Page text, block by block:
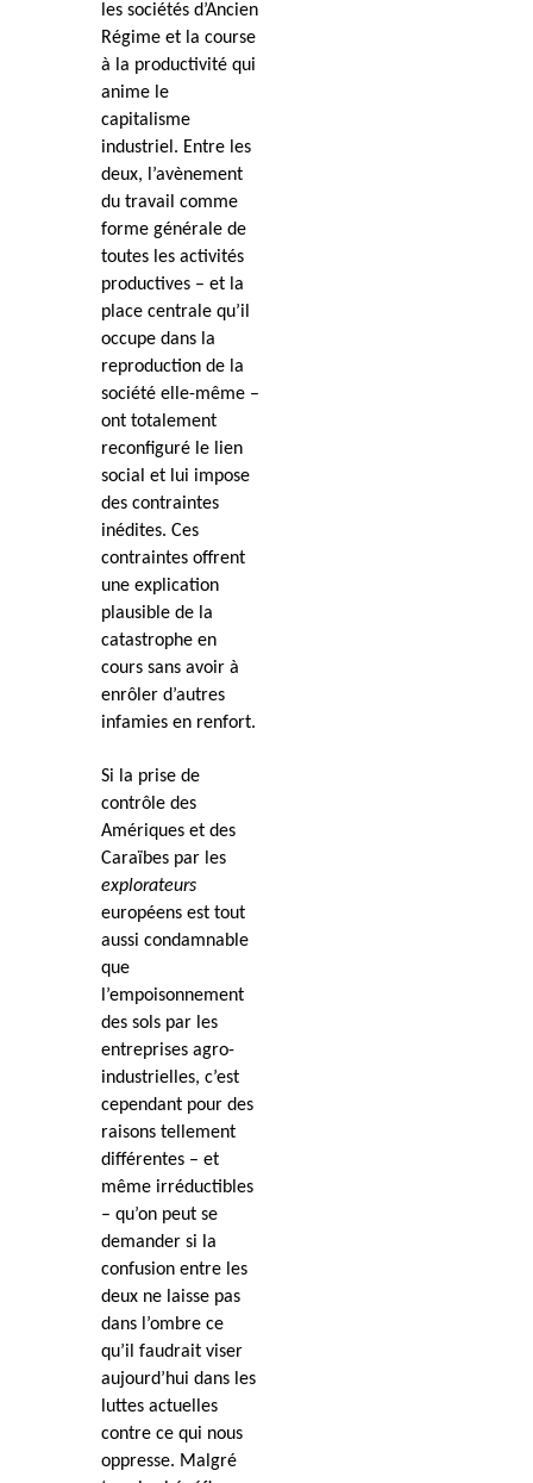
les sociétés d’Ancien
Régime et la course
à la productivité qui
anime le
capitalisme
industriel. Entre les
deux, l’avènement
du travail comme
forme générale de
toutes les activités
productives – et la
place centrale qu’il
occupe dans la
reproduction de la
société elle-même –
ont totalement
reconfiguré le lien
social et lui impose
des contraintes
inédites. Ces
contraintes offrent
une explication
plausible de la
catastrophe en
cours sans avoir à
enrôler d’autres
infamies en renfort.
Si la prise de
contrôle des
Amériques et des
Caraïbes par les
explorateurs
européens est tout
aussi condamnable
que
l’empoisonnement
des sols par les
entreprises agro-
industrielles, c’est
cependant pour des
raisons tellement
différentes – et
même irréductibles
– qu’on peut se
demander si la
confusion entre les
deux ne laisse pas
dans l’ombre ce
qu’il faudrait viser
aujourd’hui dans les
luttes actuelles
contre ce qui nous
oppresse. Malgré